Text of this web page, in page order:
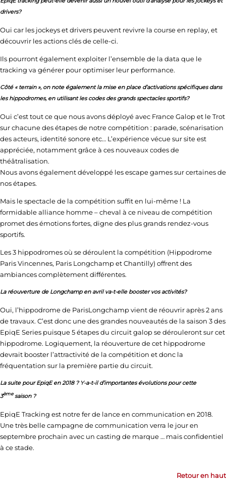
drivers?
Oui car les jockeys et drivers peuvent revivre la course en replay, et
découvrir les actions clés de celle-ci.
Ils pourront également exploiter l’ensemble de la data que le
tracking va générer pour optimiser leur performance.
Côté « terrain », on note également la mise en place d’activations spécifiques dans
les hippodromes, en utilisant les codes des grands spectacles sportifs?
Oui c’est tout ce que nous avons déployé avec France Galop et le Trot
sur chacune des étapes de notre compétition : parade, scénarisation
des acteurs, identité sonore etc… L’expérience vécue sur site est
appréciée, notamment grâce à ces nouveaux codes de
théâtralisation.
Nous avons également développé les escape games sur certaines de
nos étapes.
Mais le spectacle de la compétition suffit en lui-même ! La
formidable alliance homme – cheval à ce niveau de compétition
promet des émotions fortes, digne des plus grands rendez-vous
sportifs.
Les 3 hippodromes où se déroulent la compétition (Hippodrome
Paris Vincennes, Paris Longchamp et Chantilly) offrent des
ambiances complètement différentes.
La réouverture de Longchamp en avril va-t-elle booster vos activités?
Oui, l’hippodrome de ParisLongchamp vient de réouvrir après 2 ans
de travaux. C’est donc une des grandes nouveautés de la saison 3 des
EpiqE Series puisque 5 étapes du circuit galop se dérouleront sur cet
hippodrome. Logiquement, la réouverture de cet hippodrome
devrait booster l’attractivité de la compétition et donc la
fréquentation sur la première partie du circuit.
La suite pour EpiqE en 2018 ? Y-a-t-il d’importantes évolutions pour cette
3èmesaison ?
EpiqE Tracking est notre fer de lance en communication en 2018.
Une très belle campagne de communication verra le jour en
septembre prochain avec un casting de marque … mais confidentiel
à ce stade.
Retour en haut